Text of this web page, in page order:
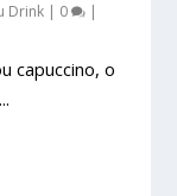
Drink | 0 |
capuccino, o